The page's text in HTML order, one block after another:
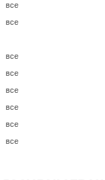
все
все
все
все
все
все
все
все